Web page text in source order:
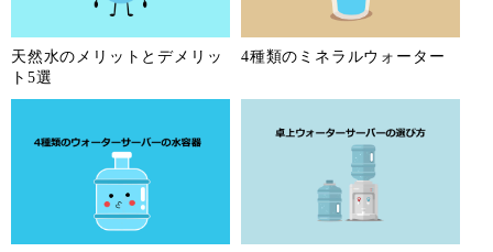
天然水のメリットとデメリッ
ト5選
4種類のミネラルウォーター